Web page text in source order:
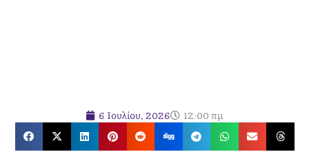
6 Ιουλίου, 2026 12:00 πμ